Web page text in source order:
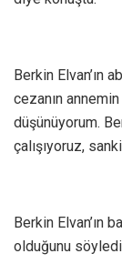
Berkin Elvan’ın
cezanın
düşünüyorum.
çalışıyoruz,
Berkin Elvan’ın
olduğunu